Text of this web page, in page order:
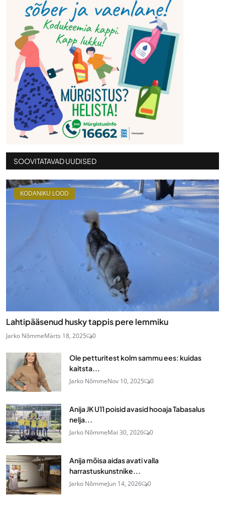
SOOVITATAVAD UUDISED
KODANIKU LOOD
Lahtipääsenud husky tappis pere lemmiku
Jarko NõmmeMärts 18, 2025 0
Ole petturitest kolm sammu ees: kuidas
kaitsta...
Jarko NõmmeNov 10, 2025 0
Anija JK U11 poisid avasid hooaja Tabasalus
nelja...
Jarko NõmmeMai 30, 2026 0
Anija mõisa aidas avati valla
harrastuskunstnike...
Jarko NõmmeJun 14, 2026 0